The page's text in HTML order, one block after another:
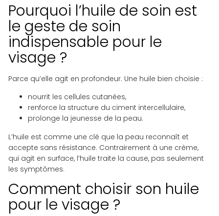
Pourquoi l’huile de soin est
le geste de soin
indispensable pour le
visage ?
Parce qu’elle agit en profondeur. Une huile bien choisie :
nourrit les cellules cutanées,
renforce la structure du ciment intercellulaire,
prolonge la jeunesse de la peau.
L’huile est comme une clé que la peau reconnaît et
accepte sans résistance. Contrairement à une crème,
qui agit en surface, l’huile traite la cause, pas seulement
les symptômes.
Comment choisir son huile
pour le visage ?